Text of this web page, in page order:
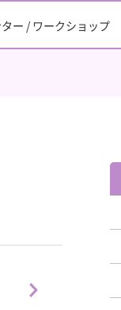
ー / ワークショップ